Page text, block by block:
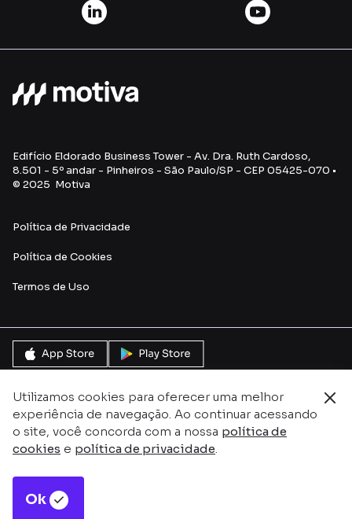
Utilizamos cookies para oferecer uma melhor
experiência de navegação. Ao continuar acessando
o site, você concorda com a nossa política de
cookies e política de privacidade.
Ok
Edifício Eldorado Business Tower - Av. Dra. Ruth Cardoso,
8.501 - 5º andar - Pinheiros - São Paulo/SP - CEP 05425-070 •
© 2025 Motiva
Política de Privacidade
Política de Cookies
Termos de Uso
Este site é protegido pelo reCAPTCHA e pela